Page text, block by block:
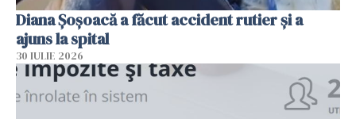
Diana Șoșoacă a făcut accident rutier și a
ajuns la spital
30 IULIE 2026